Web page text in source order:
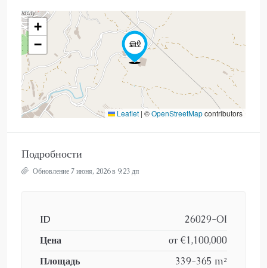
+
−
Leaflet | ©OpenStreetMapcontributors
Подробности
Обновление 7 июня, 2026 в 9:23 дп
ID
26029-OI
Цена
от€1,100,000
Площадь
339-365 m²